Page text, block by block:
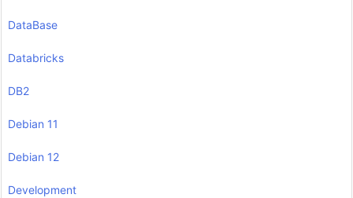
DataBase
Databricks
DB2
Debian 11
Debian 12
Development